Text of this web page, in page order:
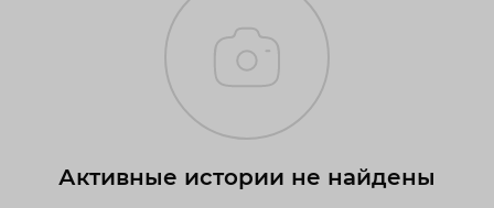
Активные истории не найдены